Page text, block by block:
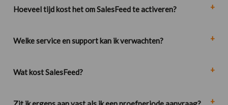
Hoeveel tijd kost het om SalesFeed te activeren?
Welke service en support kan ik verwachten?
Wat kost SalesFeed?